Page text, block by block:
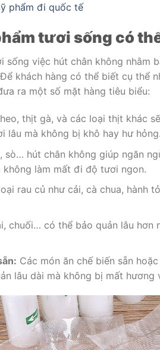
phẩm đi quốc tế
tươi sống có
sống việc hút chân không nhằm
khách hàng có thể biết cụ thể
ra một số mặt hàng tiêu biểu:
thịt gà, và các loại thịt khác
lâu mà không bị khô hay hư hỏng.
sò… hút chân không giúp ngăn
không làm mất đi độ tươi ngon.
rau củ như cải, cà chua, hành
chuối… có thể bảo quản lâu
Các món ăn chế biến sẵn
lâu dài mà không bị mất hương